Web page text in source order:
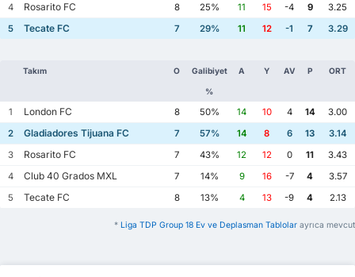
4
Rosarito FC 8 25% 11 15 -4 9
3.25
5
Tecate FC 7 29% 11 12 -1 7 3.29
Takım O Galibiyet
%
A Y AV P ORT
1 London FC 8 50% 14 10 4 14
3.00
2
Gladiadores Tijuana FC 7 57% 14 8 6 13
3.14
3
Rosarito FC 7 43% 12 12 0 11
3.43
4
Club 40 Grados MXL 7 14% 9 16 -7 4
3.57
5
Tecate FC 8 13% 4 13 -9 4 2.13
* Liga TDP Group 18 Ev ve Deplasman Tablolar ayrıca mevcut